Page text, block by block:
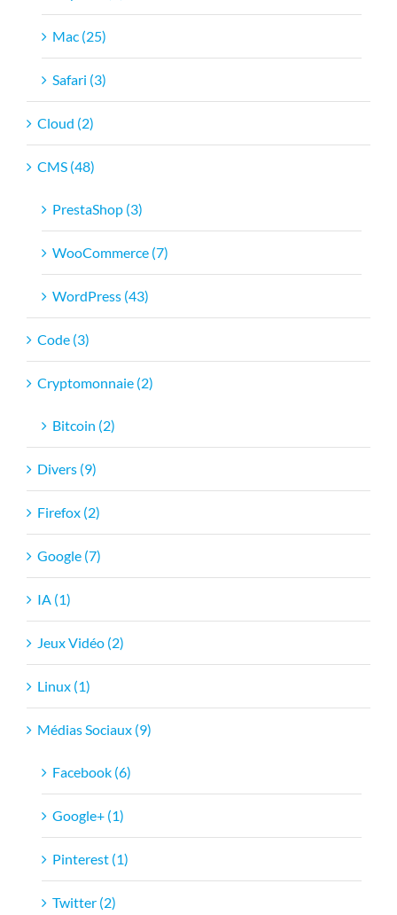
Mac (25)
Safari (3)
Cloud (2)
CMS (48)
PrestaShop (3)
WooCommerce (7)
WordPress (43)
Code (3)
Cryptomonnaie (2)
Bitcoin (2)
Divers (9)
Firefox (2)
Google (7)
IA (1)
Jeux Vidéo (2)
Linux (1)
Médias Sociaux (9)
Facebook (6)
Google+ (1)
Pinterest (1)
Twitter (2)